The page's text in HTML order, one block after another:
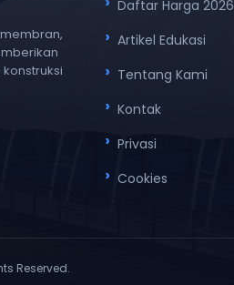
Daftar Harga 2026
Artikel Edukasi
Tentang Kami
Kontak
Privasi
Cookies
Reserved.